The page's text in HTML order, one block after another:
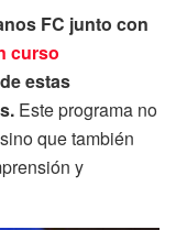
FC junto con
curso
estas
Este programa no
que también
y